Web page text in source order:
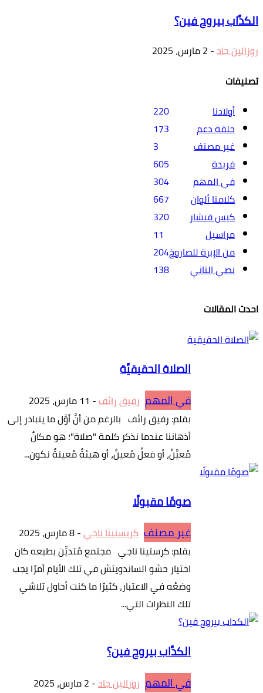
الكدَّاب بيروح فين؟
روزالين جاد- 2 مارس، 2025
تصنيفات
أولادنا
220
حلقة دعم
173
غير مصنف
3
فريدة
605
في المهم
304
كلامنا ألوان
667
كيس فيشار
320
مراسيل
11
من الإبرة للصاروخ204
نصي التاني
138
احدث المقالات
الصلاة الحقيقيَّة
في المهم رفيق رائف- 11 مارس، 2025
بقلم: رفيق رائف بالرغم من أنَّ أوَّل ما يتبادر إلى
أذهاننا عندما نذكر كلمة "صلاة"؛ هو مكانٌ
مُعيَّنٌ، أو فعلٌ مُعينٌ، أو هيئةٌ مُعينةٌ نكون...
صومًا مقبولًا
غير مصنف كريستينا ناجي-8 مارس، 2025
بقلم: كرستينا ناجي مجتمع مُتديِّن بطبعه كان
اختيار حشو الساندويتش في تلك الأيام أمرًا يجب
وضعُه في الاعتبار، كثيرًا ما كنت أحاول تلاشي
تلك النظرات التي...
الكدَّاب بيروح فين؟
في المهم روزالين جاد- 2 مارس، 2025